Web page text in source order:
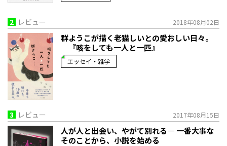
2 レビュー 2018年08月02日
群ようこが描く老猫しいとの愛おしい日々。
『咳をしても一人と一匹』
エッセイ・雑学
3 レビュー 2017年08月15日
人が人と出会い、やがて別れる― 一番大事な
そのことから、小説を始める